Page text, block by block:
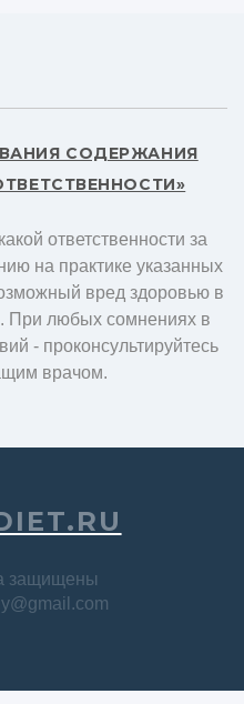
СОДЕРЖАНИЯ
ответственности за
на практике указанных
вред здоровью в
При любых сомнениях в
- проконсультируйтесь
врачом.
защищены